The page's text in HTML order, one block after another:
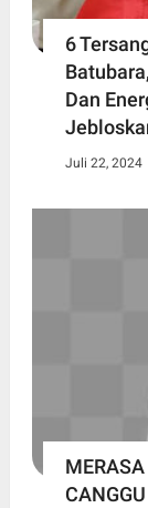
6
Dan
Juli 22, 2024